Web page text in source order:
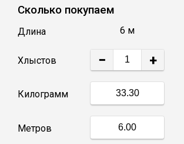
Катанка
Профлист
Сколько покупаем
Длина 6 м
Хлыстов − +
Килограмм
Метров